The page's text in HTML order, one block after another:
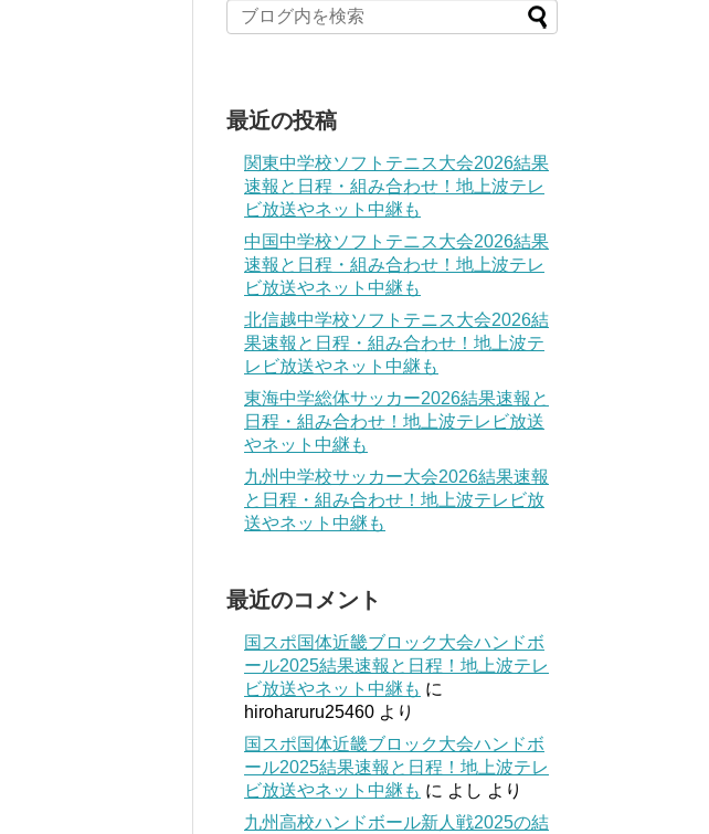
最近の投稿
関東中学校ソフトテニス大会2026結果
速報と日程・組み合わせ！地上波テレ
ビ放送やネット中継も
中国中学校ソフトテニス大会2026結果
速報と日程・組み合わせ！地上波テレ
ビ放送やネット中継も
北信越中学校ソフトテニス大会2026結
果速報と日程・組み合わせ！地上波テ
レビ放送やネット中継も
東海中学総体サッカー2026結果速報と
日程・組み合わせ！地上波テレビ放送
やネット中継も
九州中学校サッカー大会2026結果速報
と日程・組み合わせ！地上波テレビ放
送やネット中継も
最近のコメント
国スポ国体近畿ブロック大会ハンドボ
ール2025結果速報と日程！地上波テレ
ビ放送やネット中継も に
hiroharuru25460 より
国スポ国体近畿ブロック大会ハンドボ
ール2025結果速報と日程！地上波テレ
ビ放送やネット中継も に よし より
九州高校ハンドボール新人戦2025の結